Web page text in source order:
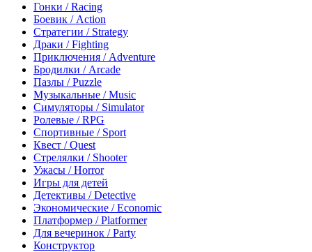
Гонки / Racing
Боевик / Action
Стратегии / Strategy
Драки / Fighting
Приключения / Adventure
Бродилки / Arcade
Пазлы / Puzzle
Музыкальные / Music
Симуляторы / Simulator
Ролевые / RPG
Спортивные / Sport
Квест / Quest
Стрелялки / Shooter
Ужасы / Horror
Игры для детей
Детективы / Detective
Экономические / Economic
Платформер / Platformer
Для вечеринок / Party
Конструктор